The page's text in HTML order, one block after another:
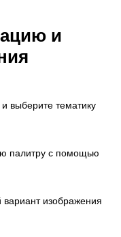
и
выберите тематику
палитру с помощью
изображения